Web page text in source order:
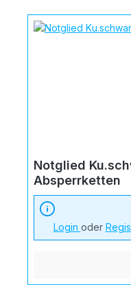
Notglied
Absperrketten
Login oder